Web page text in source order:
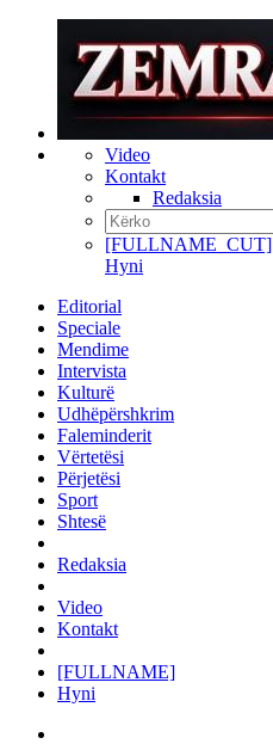
Video
Kontakt
Redaksia
[FULLNAME_CUT]
Hyni
Editorial
Speciale
Mendime
Intervista
Kulturë
Udhëpërshkrim
Faleminderit
Vërtetësi
Përjetësi
Sport
Shtesë
Redaksia
Video
Kontakt
[FULLNAME]
Hyni